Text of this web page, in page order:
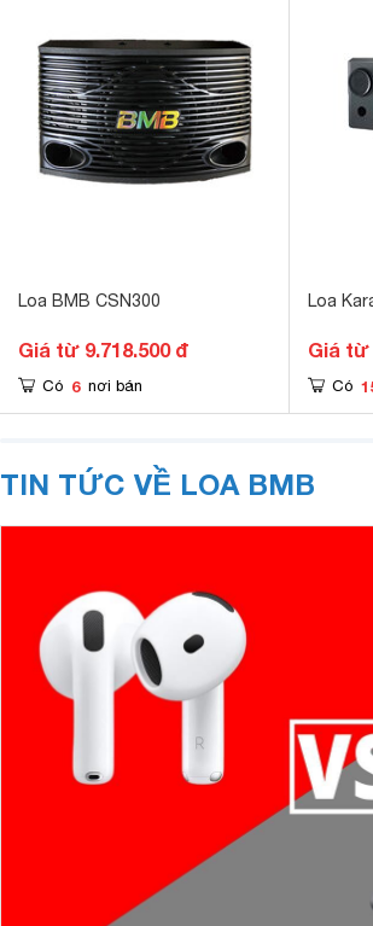
Loa BMB CSN300
Giá từ 9.718.500 đ
Có 6 nơi bán
Loa
Giá từ
Có
TIN TỨC VỀ LOA BMB